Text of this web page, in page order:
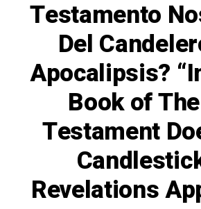
Testamento
Del
Apocalipsis?
Book of
Testament
Revelations